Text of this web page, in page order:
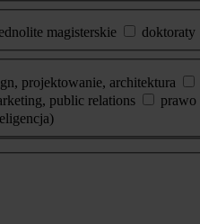
magisterskie doktoraty
projektowanie, architektura
public relations prawo